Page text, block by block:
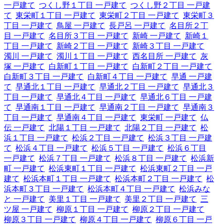
一戸建て つくし野１丁目 一戸建て つくし野２丁目 一戸建
て 東栄町１丁目 一戸建て 東栄町２丁目 一戸建て 東栄町３
丁目 一戸建て
鳥屋 一戸建て 長戸呂 一戸建て 名目所２丁
目 一戸建て 名目所３丁目 一戸建て 新崎 一戸建て
新崎１
丁目 一戸建て
新崎２丁目 一戸建て
新崎３丁目 一戸建て
濁川 一戸建て 濁川１丁目 一戸建て 西名目所 一戸建て
灰
塚 一戸建て
白新町１丁目 一戸建て
白新町２丁目 一戸建て
白新町３丁目 一戸建て
白新町４丁目 一戸建て 早通 一戸建
て 早通北１丁目 一戸建て 早通北２丁目 一戸建て 早通北３
丁目 一戸建て 早通北４丁目 一戸建て 早通北６丁目 一戸建
て 早通南１丁目 一戸建て 早通南２丁目 一戸建て 早通南３
丁目 一戸建て 早通南４丁目 一戸建て 東栄町 一戸建て 仏
伝 一戸建て 北陽１丁目 一戸建て 北陽２丁目 一戸建て 松
浜１丁目 一戸建て 松浜２丁目 一戸建て 松浜３丁目 一戸建
て 松浜４丁目 一戸建て 松浜５丁目 一戸建て 松浜６丁目
一戸建て 松浜７丁目 一戸建て 松浜８丁目 一戸建て 松浜新
町 一戸建て 松浜東町１丁目 一戸建て 松浜東町２丁目 一戸
建て 松浜本町１丁目 一戸建て 松浜本町２丁目 一戸建て 松
浜本町３丁目 一戸建て 松浜本町４丁目 一戸建て 松浜みな
と 一戸建て
美里１丁目 一戸建て 美里２丁目 一戸建て
三
ツ屋 一戸建て 柳原１丁目 一戸建て 柳原２丁目 一戸建て
柳原３丁目 一戸建て 柳原４丁目 一戸建て 柳原６丁目 一戸